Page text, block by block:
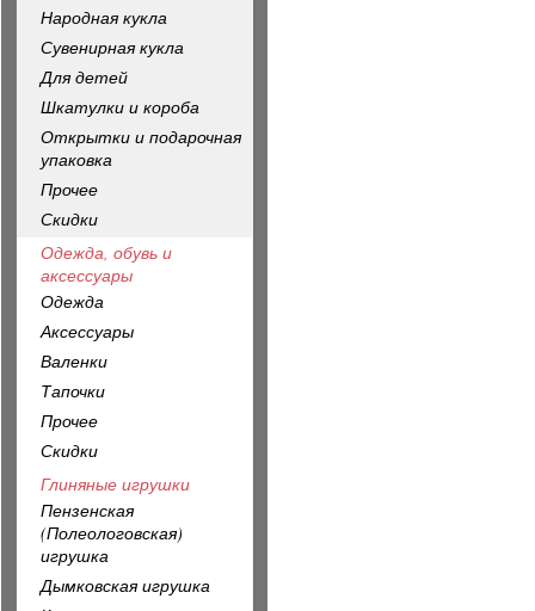
Народная кукла
Сувенирная кукла
Для детей
Шкатулки и короба
Открытки и подарочная
упаковка
Прочее
Скидки
Одежда, обувь и
аксессуары
Одежда
Аксессуары
Валенки
Тапочки
Прочее
Скидки
Глиняные игрушки
Пензенская
(Полеологовская)
игрушка
Дымковская игрушка